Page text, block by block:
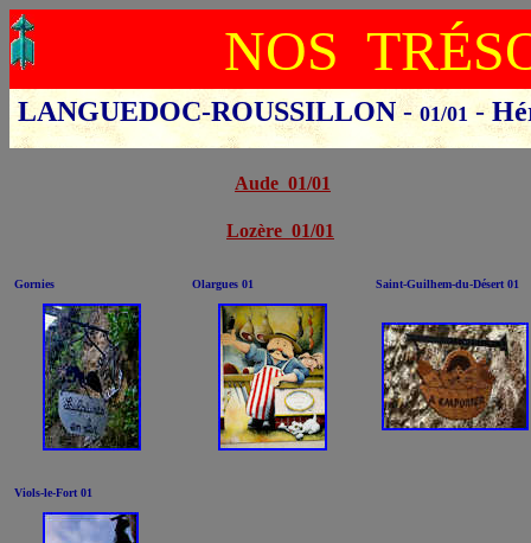
NOS
LANGUEDOC-ROUSSILLON- 01/01 -
Cliquer sur le
Aude 01/01
Lozère 01/01
Gornies Olargues 01 Saint-Guilhem-du-Désert 01
Viols-le-Fort 01